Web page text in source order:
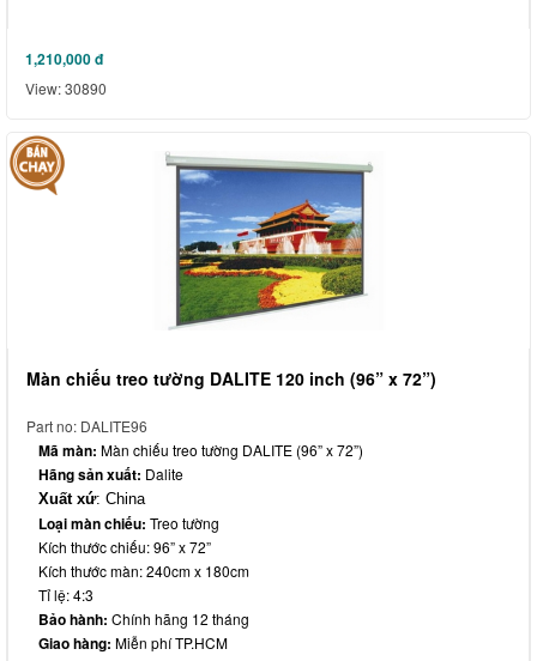
1,210,000đ
View: 30890
Màn chiếu treo tường DALITE 120 inch (96” x 72”)
Part no: DALITE96
Mã màn: Màn chiếu treo tường DALITE (96” x 72”)
Hãng sản xuất: Dalite
Xuất xứ: China
Loại màn chiếu: Treo tường
Kích thước chiếu:96” x 72”
Kích thước màn: 240cm x 180cm
Tỉ lệ: 4:3
Bảo hành: Chính hãng 12 tháng
Giao hàng: Miễn phí TP.HCM